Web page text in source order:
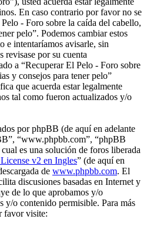
En caso contrario por favor no se
- Foro sobre la caída del cabello,
pelo”. Podemos cambiar estos
e intentaríamos avisarle, sin
revisase por su cuenta
a “Recuperar El Pelo - Foro sobre
y consejos para tener pelo”
que acuerda estar legalmente
tal como fueron actualizados y/o
por phpBB (de aquí en adelante
“www.phpbb.com”, “phpBB
es una solución de foros liberada
v2 en Ingles” (de aquí en
de www.phpbb.com. El
discusiones basadas en Internet y
de lo que aprobamos y/o
y/o contenido permisible. Para más
favor visite: